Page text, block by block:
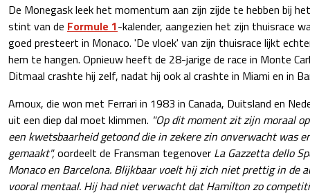
De Monegask leek het momentum aan zijn zijde te hebben bij
stint van de Formule 1-kalender, aangezien het zijn thuisrace
goed presteert in Monaco. 'De vloek' van zijn thuisrace lijkt
hem te hangen. Opnieuw heeft de 28-jarige de race in Monte
Ditmaal crashte hij zelf, nadat hij ook al crashte in Miami en in
Arnoux, die won met Ferrari in 1983 in Canada, Duitsland en
uit een diep dal moet klimmen. "Op dit moment zit zijn moraal
een kwetsbaarheid getoond die in zekere zin onverwacht was
gemaakt",oordeelt de Fransman tegenover La Gazzetta dello
Monaco en Barcelona. Blijkbaar voelt hij zich niet prettig in de
vooral mentaal. Hij had niet verwacht dat Hamilton zo